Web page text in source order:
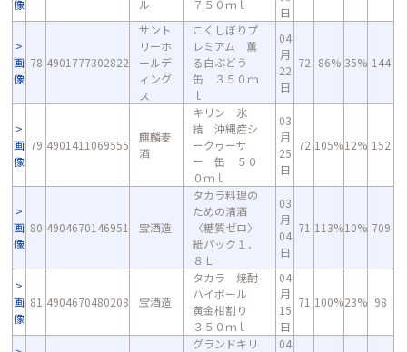
像
ル
７５０ｍｌ
日
画
像
78 4901777302822
サント
リーホ
ールデ
ィング
ス
こくしぼりプ
レミアム 薫
る白ぶどう
缶 ３５０ｍ
ｌ
04
月
22
日
72 86% 35% 144
画
像
79 4901411069555
麒麟麦
酒
キリン 氷
結 沖縄産シ
ークヮーサ
ー 缶 ５０
０ｍｌ
03
月
25
日
72 105%12% 152
画
像
80 4904670146951 宝酒造
タカラ料理の
ための清酒
〈糖質ゼロ〉
紙パック１．
８Ｌ
03
月
04
日
71 113%10% 709
画
像
81 4904670480208 宝酒造
タカラ 焼酎
ハイボール
黄金柑割り
３５０ｍｌ
04
月
15
日
71 100%23% 98
グランドキリ
04